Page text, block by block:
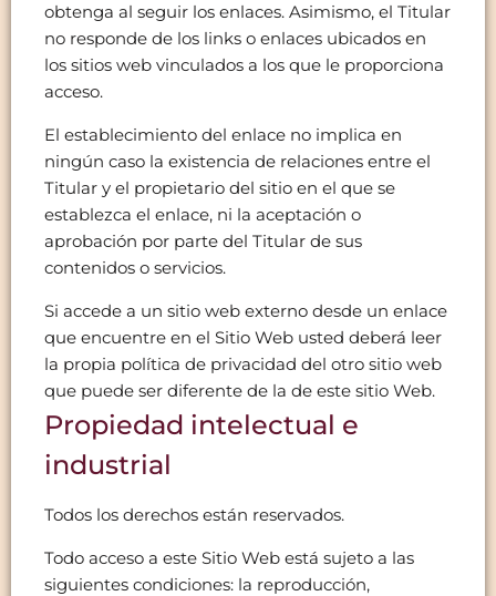
obtenga al seguir los enlaces. Asimismo, el Titular
no responde de los links o enlaces ubicados en
los sitios web vinculados a los que le proporciona
acceso.
El establecimiento del enlace no implica en
ningún caso la existencia de relaciones entre el
Titular y el propietario del sitio en el que se
establezca el enlace, ni la aceptación o
aprobación por parte del Titular de sus
contenidos o servicios.
Si accede a un sitio web externo desde un enlace
que encuentre en el Sitio Web usted deberá leer
la propia política de privacidad del otro sitio web
que puede ser diferente de la de este sitio Web.
Propiedad intelectual e
industrial
Todos los derechos están reservados.
Todo acceso a este Sitio Web está sujeto a las
siguientes condiciones: la reproducción,